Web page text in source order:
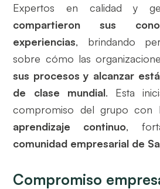
Expertos en calidad y
compartieron sus
experiencias, brindando
sobre cómo las
sus procesos y alcanzar
de clase mundial. Esta
compromiso del grupo con
aprendizaje continuo,
comunidad empresarial de
Compromiso